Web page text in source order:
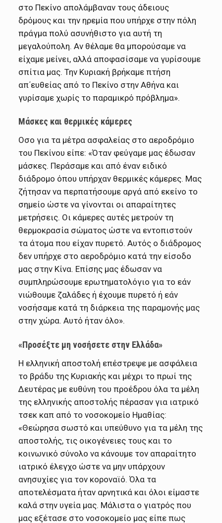
στο Πεκίνο απολάμβαναν τους άδειους
δρόμους και την ηρεμία που υπήρχε στην πόλη
πράγμα πολύ ασυνήθιστο για αυτή τη
μεγαλούπολη. Αν θέλαμε θα μπορούσαμε να
είχαμε μείνει, αλλά αποφασίσαμε να γυρίσουμε
σπίτια μας. Την Κυριακή βρήκαμε πτήση
απ΄ευθείας από το Πεκίνο στην Αθήνα και
γυρίσαμε χωρίς το παραμικρό πρόβλημα».
Μάσκες και θερμικές κάμερες
Οσο για τα μέτρα ασφαλείας στο αεροδρόμιο
του Πεκίνου είπε: «Όταν φεύγαμε μας έδωσαν
μάσκες. Περάσαμε και από έναν ειδικό
διάδρομο όπου υπήρχαν θερμικές κάμερες. Μας
ζήτησαν να περπατήσουμε αργά από εκείνο το
σημείο ώστε να γίνονται οι απαραίτητες
μετρήσεις. Οι κάμερες αυτές μετρούν τη
θερμοκρασία σώματος ώστε να εντοπιστούν
τα άτομα που είχαν πυρετό. Αυτός ο διάδρομος
δεν υπήρχε στο αεροδρόμιο κατά την είσοδο
μας στην Κίνα. Επίσης μας έδωσαν να
συμπληρώσουμε ερωτηματολόγιο για το εάν
νιώθουμε ζαλάδες ή έχουμε πυρετό ή εάν
νοσήσαμε κατά τη διάρκεια της παραμονής μας
στην χώρα. Αυτό ήταν όλο».
«Προσέξτε μη νοσήσετε στην Ελλάδα»
Η ελληνική αποστολή επέστρεψε με ασφάλεια
το βράδυ της Κυριακής και μέχρι το πρωί της
Δευτέρας με ευθύνη του προέδρου όλα τα μέλη
της ελληνικής αποστολής πέρασαν για ιατρικό
τσεκ καπ από το νοσοκομείο Ημαθίας:
«Θεώρησα σωστό και υπεύθυνο για τα μέλη της
αποστολής, τις οικογένειες τους και το
κοινωνικό σύνολο να κάνουμε τον απαραίτητο
ιατρικό έλεγχο ώστε να μην υπάρχουν
ανησυχίες για τον κοροναϊό. Όλα τα
αποτελέσματα ήταν αρνητικά και όλοι είμαστε
καλά στην υγεία μας. Μάλιστα ο γιατρός που
μας εξέτασε στο νοσοκομείο μας είπε πως